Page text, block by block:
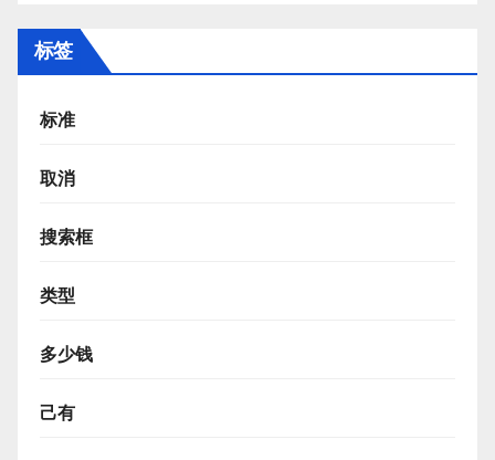
标签
标准
取消
搜索框
类型
多少钱
己有